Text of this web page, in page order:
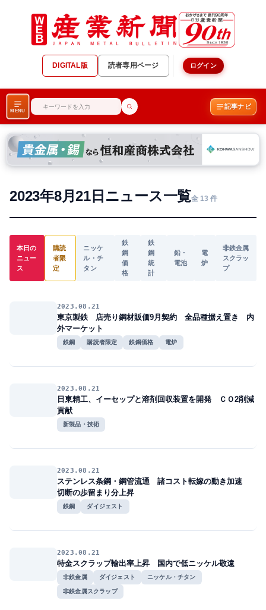
DIGITAL版 読者専用ページ ログイン
MENU
記事ナビ
2023年8月21日ニュース一覧全 13 件
本日の
ニュー
ス
購読
者限
定
ニッケ
ル・チ
タン
鉄
鋼
価
格
鉄
鋼
統
計
鉛・
電池
電
炉
非鉄金属
スクラッ
プ
2023.08.21
東京製鉄 店売り鋼材販価9月契約 全品種据え置き 内
外マーケット
鉄鋼 購読者限定 鉄鋼価格 電炉
2023.08.21
日東精工、イーセップと溶剤回収装置を開発 ＣＯ2削減
貢献
新製品・技術
2023.08.21
ステンレス条鋼・鋼管流通 諸コスト転嫁の動き加速
切断の歩留まり分上昇
鉄鋼 ダイジェスト
2023.08.21
特金スクラップ輸出率上昇 国内で低ニッケル敬遠
非鉄金属 ダイジェスト ニッケル・チタン
非鉄金属スクラップ